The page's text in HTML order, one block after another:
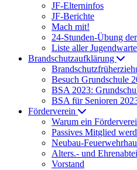
JF-Elterninfos
JF-Berichte
Mach mit!
24-Stunden-Übung
Liste aller Jugendwarte
Brandschutzaufklärung
Besuch Grundschule
BSA 2023:
BSA für Senioren
Förderverein
Warum ein
Passives Mitglied
Neubau-
Alters.- und
Vorstand